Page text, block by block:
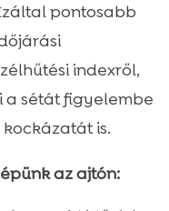
pontosabb
indexről,
a sétát figyelembe
is.
az ajtón: